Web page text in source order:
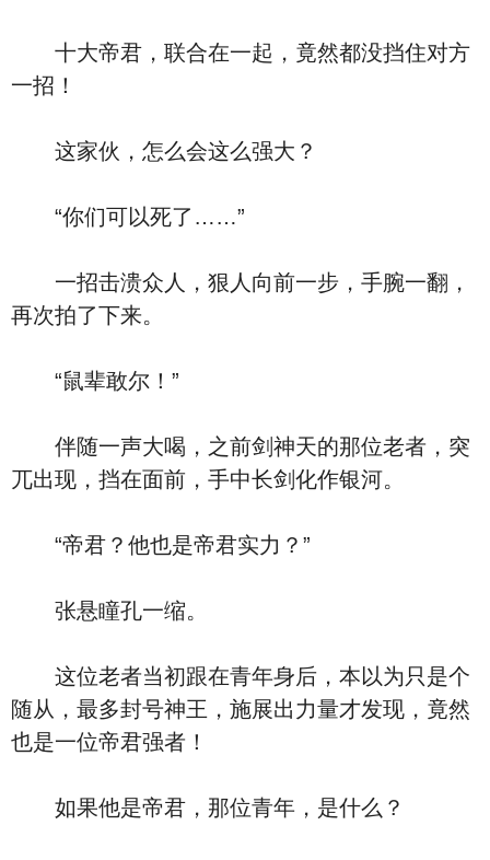
十大帝君，联合在一起，竟然都没挡住对方
一招！
这家伙，怎么会这么强大？
“你们可以死了……”
一招击溃众人，狠人向前一步，手腕一翻，
再次拍了下来。
“鼠辈敢尔！”
伴随一声大喝，之前剑神天的那位老者，突
兀出现，挡在面前，手中长剑化作银河。
“帝君？他也是帝君实力？”
张悬瞳孔一缩。
这位老者当初跟在青年身后，本以为只是个
随从，最多封号神王，施展出力量才发现，竟然
也是一位帝君强者！
如果他是帝君，那位青年，是什么？